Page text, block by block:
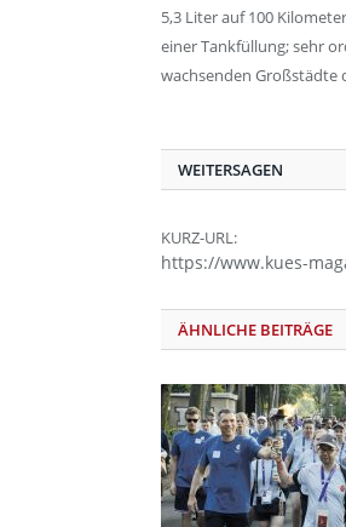
5,3 Liter auf 100
einer Tankfüllung; sehr
wachsenden Großstädte
WEITERSAGEN
KURZ-URL:
https://www.kues-
ÄHNLICHE BEITRÄGE